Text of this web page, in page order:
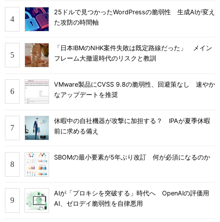
25ドルで見つかったWordPressの脆弱性 生成AIが変え
た攻防の時間軸
「日本IBMのNHK案件失敗は既定路線だった」 メイン
フレーム大撤退時代のリスクと教訓
VMware製品にCVSS 9.8の脆弱性、回避策なし 速やか
なアップデートを推奨
休暇中の自社機器が攻撃に加担する？ IPAが夏季休暇
前に求める備え
SBOMの最小要素が5年ぶり改訂 何が必須になるのか
AIが「プロキシを突破する」時代へ OpenAIの評価用
AI、ゼロデイ脆弱性を自律悪用